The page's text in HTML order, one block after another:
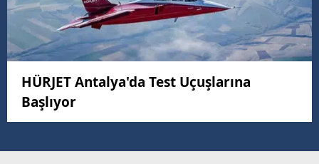
HÜRJET Antalya'da Test Uçuşlarına
Başlıyor